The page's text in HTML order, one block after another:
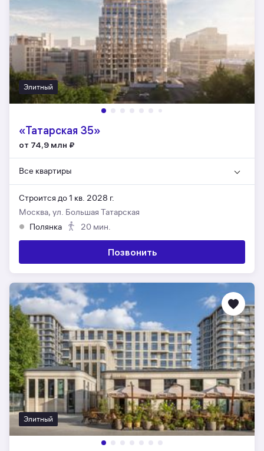
Элитный
«Татарская 35»
от 74,9 млн ₽
Все квартиры
Строится до 1 кв. 2028 г.
Москва, ул. Большая Татарская
Полянка
20 мин.
Позвонить
Элитный